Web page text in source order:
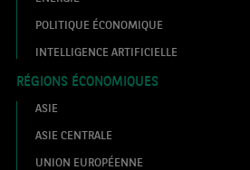
POLITIQUE ÉCONOMIQUE
INTELLIGENCE ARTIFICIELLE
RÉGIONS ÉCONOMIQUES
ASIE
ASIE CENTRALE
UNION EUROPÉENNE